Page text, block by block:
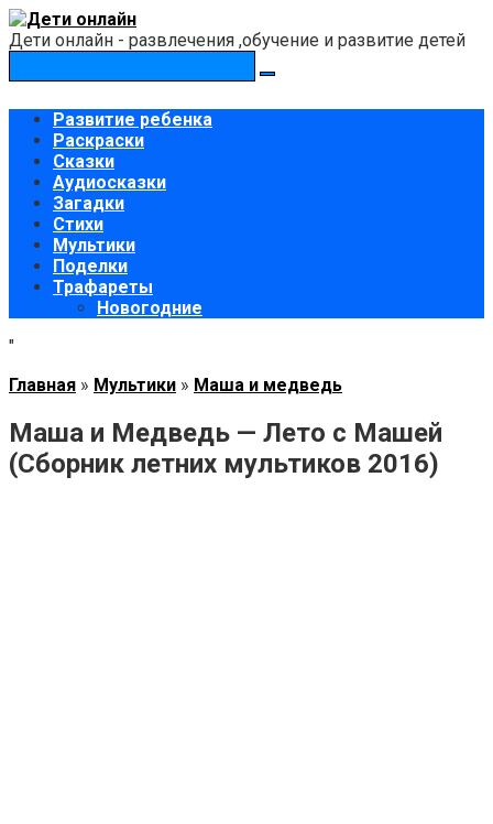
Перейти
к
Дети онлайн - развлечения ,обучение и развитие детей
Развитие ребенка
Раскраски
Сказки
Аудиосказки
Загадки
Стихи
Мультики
Поделки
Трафареты
Новогодние
"
Главная » Мультики » Маша и медведь
Маша и Медведь — Лето с Машей
(Сборник летних мультиков 2016)